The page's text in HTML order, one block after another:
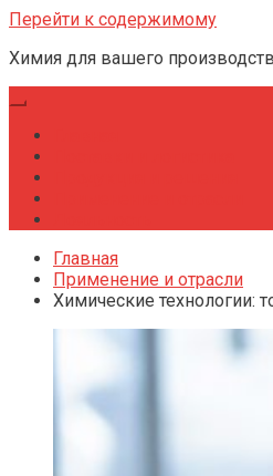
Перейти к содержимому
Химия для вашего
Главная
Применение и отрасли
Химические